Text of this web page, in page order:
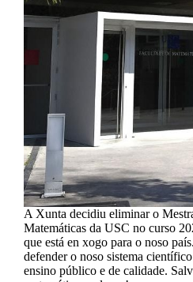
A Xunta decidiu eliminar o
Matemáticas da USC no curso
que está en xogo para o noso
defender o noso sistema
ensino público e de calidade.